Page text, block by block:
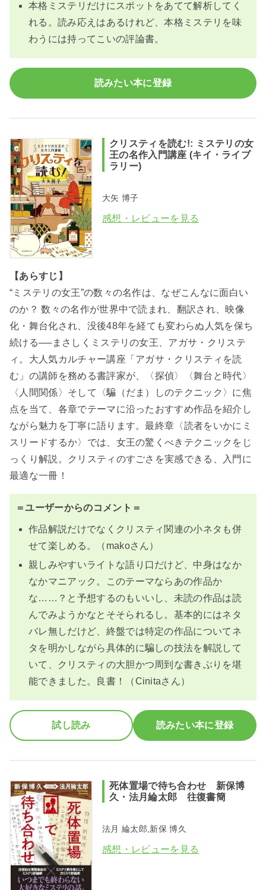
本格ミステリだけにスポットをあてて解析してく
れる。読み応えはあるけれど、本格ミステリを味
わうには持ってこいの評論書。
読みたい本に登録
クリスティを読む!: ミステリの女
王の名作入門講座 (キイ・ライブ
ラリー)
大矢 博子
感想・レビューを見る
【あらすじ】
“ミステリの女王”の数々の名作は、なぜこんなに面白い
のか？ 数々の名作が世界中で読まれ、翻訳され、映像
化・舞台化され、没後48年を経ても変わらぬ人気を保ち
続ける──まさしくミステリの女王、アガサ・クリステ
ィ。大人気カルチャー講座「アガサ・クリスティを読
む」の講師を務める書評家が、〈探偵〉〈舞台と時代〉
〈人間関係〉そして〈騙（だま）しのテクニック〉に焦
点を当て、各章でテーマに沿ったおすすめ作品を紹介し
ながら魅力を丁寧に語ります。最終章〈読者をいかにミ
スリードするか〉では、女王の驚くべきテクニックをじ
っくり解説。クリスティのすごさを実感できる、入門に
最適な一冊！
＝ユーザーからのコメント＝
作品解説だけでなくクリスティ関連の小ネタも併
せて楽しめる。（makoさん）
親しみやすいライトな語り口だけど、中身はなか
なかマニアック。このテーマならあの作品か
な……？と予想するのもいいし、未読の作品は読
んでみようかなとそそられるし。基本的にはネタ
バレ無しだけど、終盤では特定の作品についてネ
タを明かしながら具体的に騙しの技法を解説して
いて、クリスティの大胆かつ周到な書きぶりを堪
能できました。良書！（Cinitaさん）
試し読み 読みたい本に登録
死体置場で待ち合わせ 新保博
久・法月綸太郎 往復書簡
法月 綸太郎,新保 博久
感想・レビューを見る